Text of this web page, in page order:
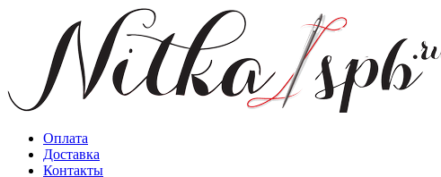
Оплата
Доставка
Контакты